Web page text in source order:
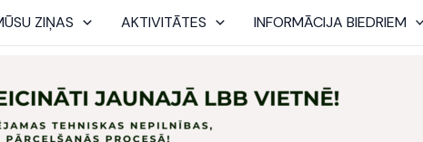
ZIŅAS AKTIVITĀTES INFORMĀCIJA BIEDRIEM